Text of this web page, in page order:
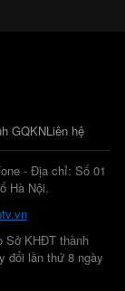
GQKNLiên hệ
- Địa chỉ: Số 01
Hà Nội.
Sở KHĐT thành
đổi lần thứ 8 ngày